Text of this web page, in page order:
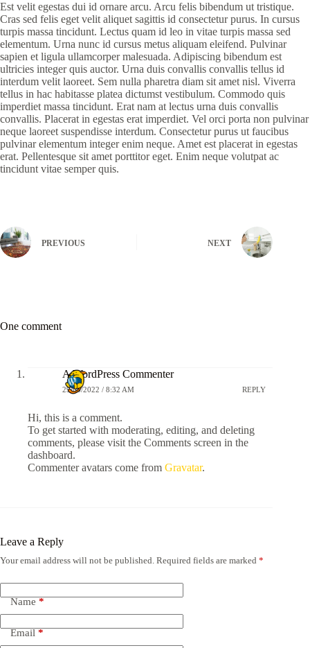
Est velit egestas dui id ornare arcu. Arcu felis bibendum ut tristique.
Cras sed felis eget velit aliquet sagittis id consectetur purus. In cursus
turpis massa tincidunt. Lectus quam id leo in vitae turpis massa sed
elementum. Urna nunc id cursus metus aliquam eleifend. Pulvinar
sapien et ligula ullamcorper malesuada. Adipiscing bibendum est
ultricies integer quis auctor. Urna duis convallis convallis tellus id
interdum velit laoreet. Sem nulla pharetra diam sit amet nisl. Viverra
tellus in hac habitasse platea dictumst vestibulum. Commodo quis
imperdiet massa tincidunt. Erat nam at lectus urna duis convallis
convallis. Placerat in egestas erat imperdiet. Vel orci porta non pulvinar
neque laoreet suspendisse interdum. Consectetur purus ut faucibus
pulvinar elementum integer enim neque. Amet est placerat in egestas
erat. Pellentesque sit amet porttitor eget. Enim neque volutpat ac
tincidunt vitae semper quis.
PREVIOUS NEXT
One comment
A WordPress Commenter
29/03/2022 / 8:32 AM REPLY
Hi, this is a comment.
To get started with moderating, editing, and deleting
comments, please visit the Comments screen in the
dashboard.
Commenter avatars come from Gravatar.
Leave a Reply
Your email address will not be published. Required fields are marked *
Name *
Email *